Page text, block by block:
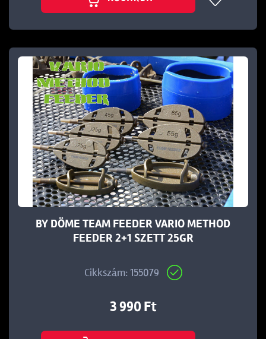
BY DÖME TEAM FEEDER VARIO METHOD
FEEDER 2+1 SZETT 25GR
Cikkszám: 155079
3 990 Ft